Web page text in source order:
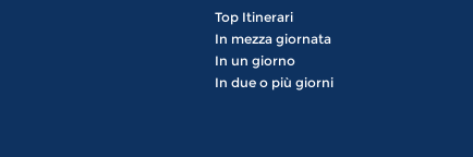
Top Itinerari
In mezza giornata
In un giorno
In due o più giorni